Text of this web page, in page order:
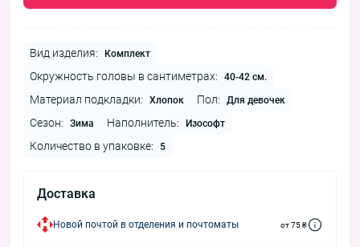
Вид изделия: Комплект
Окружность головы в сантиметрах: 40-42 см.
Материал подкладки: Хлопок Пол: Для девочек
Сезон: Зима Наполнитель: Изософт
Количество в упаковке: 5
Доставка
Новой почтой в отделения и почтоматы от 75 ₴